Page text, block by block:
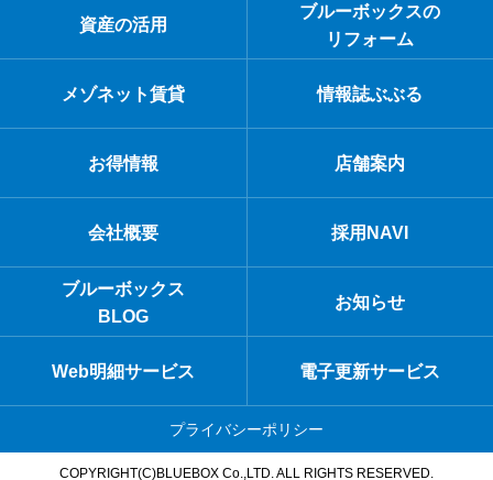
資産の活用
ブルーボックスの
リフォーム
メゾネット賃貸 情報誌ぶぶる
お得情報 店舗案内
会社概要 採用NAVI
ブルーボックス
BLOG
お知らせ
Web明細サービス 電子更新サービス
プライバシーポリシー
COPYRIGHT(C)BLUEBOX Co.,LTD. ALL RIGHTS RESERVED.